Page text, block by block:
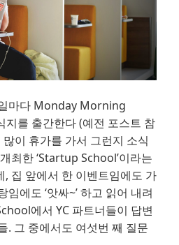
마다 Monday Morning
를 출간한다 (예전 포스트 참
이 휴가를 가서 그런지 소식
최한 ‘Startup School’이라는
, 집 앞에서 한 이벤트임에도 가
에도 ‘앗싸~’ 하고 읽어 내려
에서 YC 파트너들이 답변
. 그 중에서도 여섯번 째 질문